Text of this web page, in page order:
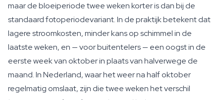
maar de bloeiperiode twee weken korter is dan bij de
standaard fotoperiodevariant. In de praktijk betekent dat
lagere stroomkosten, minder kans op schimmel in de
laatste weken, en — voor buitentelers — een oogst in de
eerste week van oktober in plaats van halverwege de
maand. In Nederland, waar het weer na half oktober
regelmatig omslaat, zijn die twee weken het verschil